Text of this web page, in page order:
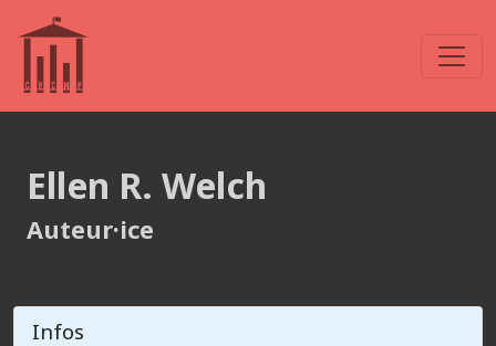
Ellen R. Welch
Auteur·ice
Infos